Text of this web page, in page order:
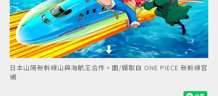
日本山陽新幹線山與海航王合作。圖/擷取自 ONE PIECE 新幹線官
網